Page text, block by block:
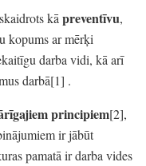
kā preventīvu,
kopums ar mērķi
darba vidi, kā arī
darbā[1] .
principiem[2],
ir jābūt
pamatā ir darba vides